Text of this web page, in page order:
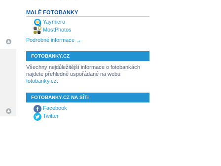
MALÉ FOTOBANKY
Yaymicro
MostPhotos
Podrobné informace →
FOTOBANKY.CZ
Všechny nejdůležitější informace o fotobankách
najdete přehledně uspořádané na webu
fotobanky.cz
FOTOBANKY.CZ NA SÍTI
Facebook
Twitter